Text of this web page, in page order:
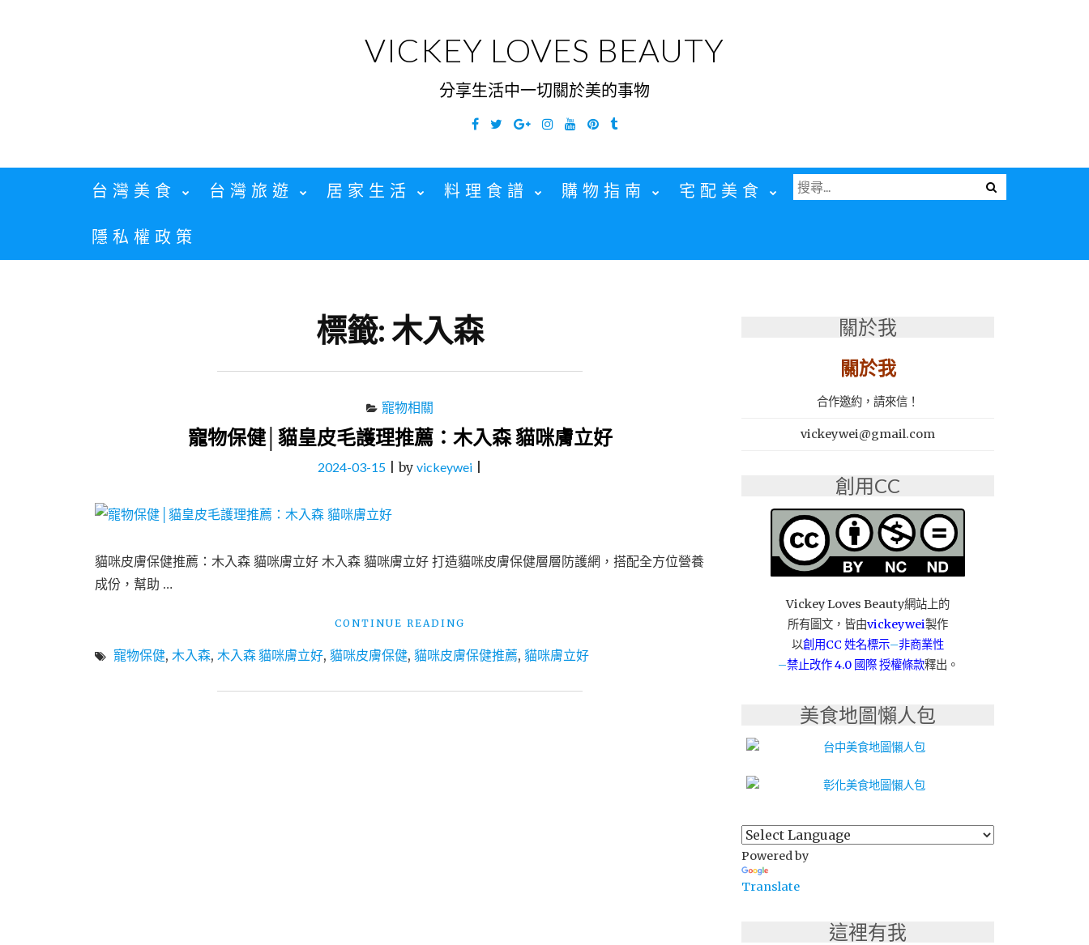
VICKEY LOVES BEAUTY
分享生活中一切關於美的事物
Facebook
TwitterGoogleInstagramYouTubePinterest
Tumblr
台灣美食 台灣旅遊 居家生活 料理食譜 購物指南 宅配美食
隱私權政策
Menu
搜
尋
標籤:木入森
寵物相關
寵物保健│貓皇皮毛護理推薦：木入森 貓咪膚立好
2024-03-15 |by vickeywei
貓咪皮膚保健推薦：木入森 貓咪膚立好 木入森 貓咪膚立好 打造貓咪皮膚保健層層防護網，搭配全方位營養
成份，幫助 …
CONTINUE READING
保
│
寵物保健, 木入森, 木入森 貓咪膚立好, 貓咪皮膚保健, 貓咪皮膚保健推薦, 貓咪膚立好
關於我
關於我
合作邀約，請來信！
vickeywei@gmail.com
創用CC
Vickey Loves Beauty網站上的
所有圖文，皆由vickeywei製作
以創用CC 姓名標示–非商業性
–禁止改作4.0 國際 授權條款釋出。
美食地圖懶人包
Powered by
Translate
這裡有我